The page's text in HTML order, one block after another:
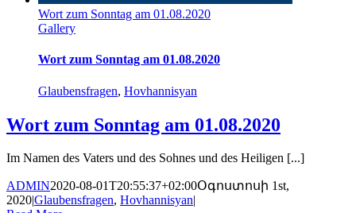
Wort zum Sonntag am 01.08.2020
Gallery
Wort zum Sonntag am 01.08.2020
Glaubensfragen, Hovhannisyan
Wort zum Sonntag am 01.08.2020
Im Namen des Vaters und des Sohnes und des Heiligen [...]
ADMIN2020-08-01T20:55:37+02:00Օգոստոսի 1st,
2020|Glaubensfragen, Hovhannisyan|